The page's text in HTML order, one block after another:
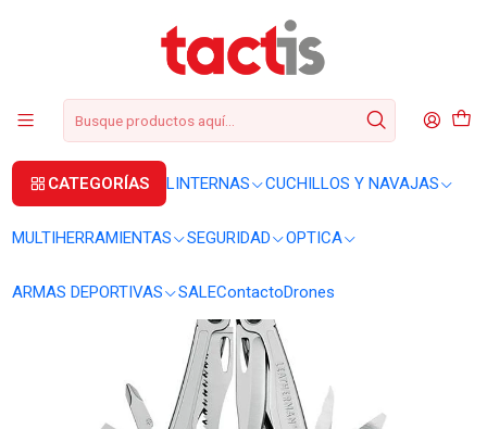
CATEGORÍAS LINTERNAS CUCHILLOS Y NAVAJAS
MULTIHERRAMIENTAS SEGURIDAD OPTICA
ARMAS DEPORTIVAS SALEContactoDrones
+56 2 3224 9572 +569 62369815
MULTIHERRAMIENTAS
MULTIHERRAMIENTAS
Multiherramienta Leatherman Sidekick #831439